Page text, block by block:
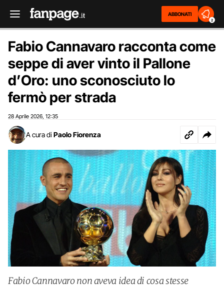
ABBONATI
2
Fabio Cannavaro racconta come
seppe di aver vinto il Pallone
d’Oro: uno sconosciuto lo
fermò per strada
28 Aprile 2026 12:35
A cura di Paolo Fiorenza
Fabio Cannavaro non aveva idea di cosa stesse